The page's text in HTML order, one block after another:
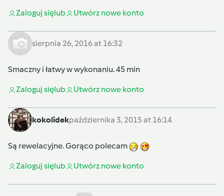
Zaloguj sięlub Utwórz nowe konto
sierpnia 26, 2016 at 16:32
Smaczny i łatwy w wykonaniu. 45 min
Zaloguj sięlub Utwórz nowe konto
kokolidekpaździernika 3, 2015 at 16:14
Są rewelacyjne. Gorąco polecam
Zaloguj sięlub Utwórz nowe konto